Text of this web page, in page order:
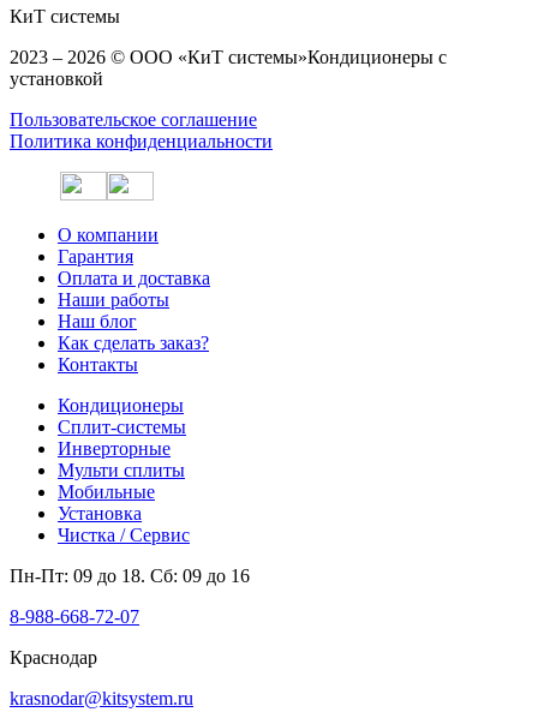
КиТ системы
2023 – 2026 © ООО «КиТ системы»Кондиционеры с
установкой
Пользовательское соглашение
Политика конфиденциальности
О компании
Гарантия
Оплата и доставка
Наши работы
Наш блог
Как сделать заказ?
Контакты
Кондиционеры
Сплит-системы
Инверторные
Мульти сплиты
Мобильные
Установка
Чистка / Сервис
Пн-Пт: 09 до 18. Сб: 09 до 16
8-988-668-72-07
Краснодар
krasnodar@kitsystem.ru